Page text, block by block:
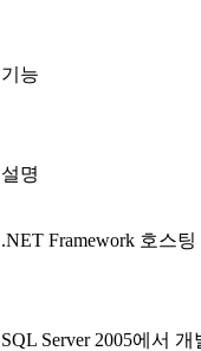
기능
설명
.NET Framework 호스팅
SQL Server 2005에서